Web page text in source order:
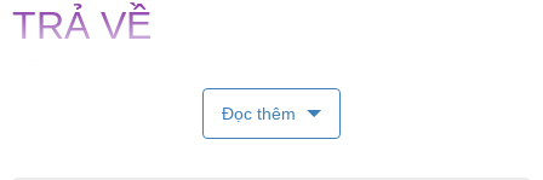
TRẢ VỀ
CHỨC NĂNGĐọc thêm